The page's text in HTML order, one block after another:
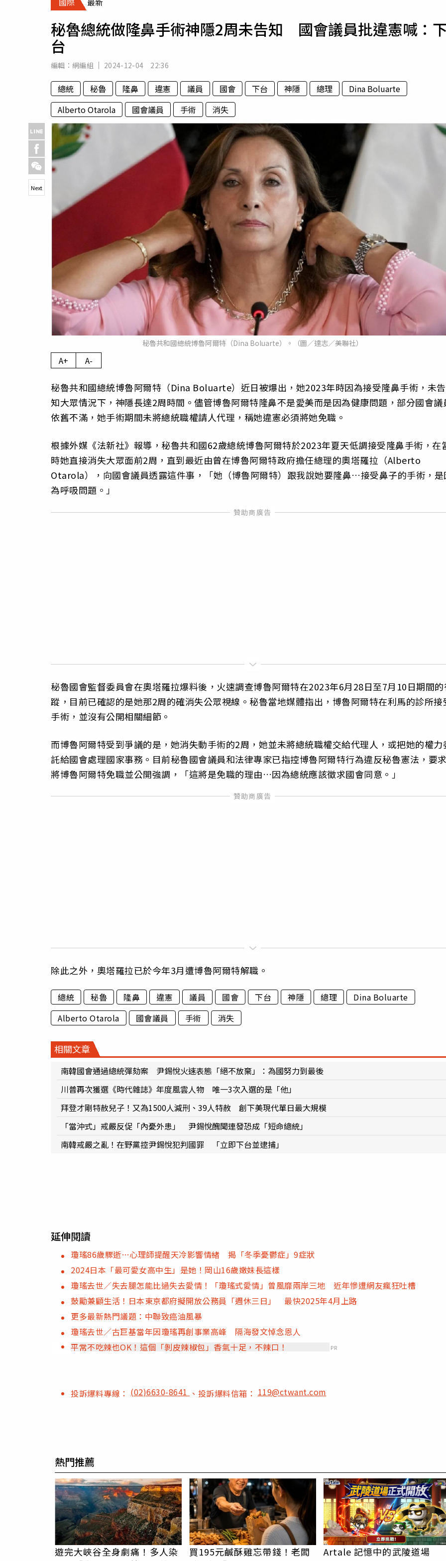
專欄
運勢
秘魯總統做隆鼻手術神隱2周未告知 國會議員批違憲喊：
台
編輯： 網編組 2024-12-04 22:36
總統 秘魯 隆鼻 違憲 議員 國會 下台 神隱 總理
Dina Boluarte
Alberto Otarola
國會議員 手術 消失
秘魯共和國總統博魯阿爾特（Dina Boluarte）。（圖／達志／美聯社）
Next
A+ A-
秘魯共和國總統博魯阿爾特（Dina Boluarte）近日被爆出，她2023年時因為接受隆鼻手術，未告
知大眾情況下，神隱長達2周時間。儘管博魯阿爾特隆鼻不是愛美而是因為健康問題，部分國會議
依舊不滿，她手術期間未將總統職權請人代理，稱她違憲必須將她免職。
根據外媒《法新社》報導，秘魯共和國62歲總統博魯阿爾特於2023年夏天低調接受隆鼻手術，在
時她直接消失大眾面前2周，直到最近由曾在博魯阿爾特政府擔任總理的奧塔羅拉（Alberto
Otarola），向國會議員透露這件事，「她（博魯阿爾特）跟我說她要隆鼻…接受鼻子的手術，是
為呼吸問題。」
秘魯國會監督委員會在奧塔羅拉爆料後，火速調查博魯阿爾特在2023年6月28日至7月10日期間
蹤，目前已確認的是她那2周的確消失公眾視線。秘魯當地媒體指出，博魯阿爾特在利馬的診所接
手術，並沒有公開相關細節。
而博魯阿爾特受到爭議的是，她消失動手術的2周，她並未將總統職權交給代理人，或把她的權力
託給國會處理國家事務。目前秘魯國會議員和法律專家已指控博魯阿爾特行為違反秘魯憲法，要
將博魯阿爾特免職並公開強調，「這將是免職的理由…因為總統應該徵求國會同意。」
除此之外，奧塔羅拉已於今年3月遭博魯阿爾特解職。
總統 秘魯 隆鼻 違憲 議員 國會 下台 神隱 總理
Dina Boluarte
Alberto Otarola
國會議員 手術 消失
相關文章
南韓國會通過總統彈劾案 尹錫悅火速表態「絕不放棄」：為國努力到最後
川普再次獲選《時代雜誌》年度風雲人物 唯一3次入選的是「他」
拜登才剛特赦兒子！又為1500人減刑、39人特赦 創下美現代單日最大規模
「當沖式」戒嚴反促「內憂外患」 尹錫悅醜聞連發恐成「短命總統」
南韓戒嚴之亂！在野黨控尹錫悅犯判國罪 「立即下台並逮捕」
延伸閱讀
瓊瑤86歲驟逝…心理師提醒天冷影響情緒 揭「冬季憂鬱症」9症狀
2024日本「最可愛女高中生」是她！岡山16歲嫩妹長這樣
瓊瑤去世／失去腿怎能比過失去愛情！「瓊瑤式愛情」曾風靡兩岸三地 近年慘遭網友瘋狂吐槽
鼓勵兼顧生活！日本東京都府擬開放公務員「週休三日」 最快2025年4月上路
更多最新熱門議題：中聯致癌油風暴
瓊瑤去世／古巨基當年因瓊瑤再創事業高峰 隔海發文悼念恩人
平常不吃辣也OK！這個「剝皮辣椒包」香氣十足，不辣口！
PR
投訴爆料專線： (02)6630-8641 、投訴爆料信箱：119@ctwant.com
熱門推薦
遊完大峽谷全身劇痛！多人染
買195元鹹酥雞忘帶錢！老闆
Artale 記憶中的武陵道場
PR